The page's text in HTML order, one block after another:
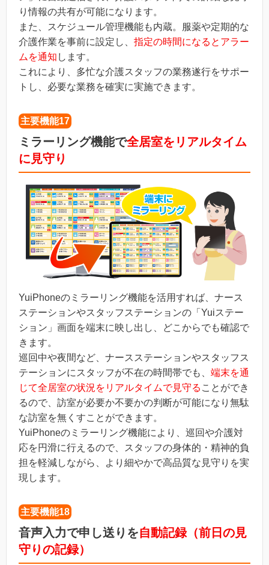
り情報の共有が可能になります。
また、スケジュール管理機能も内蔵。服薬や定期的な
介護作業を事前に設定し、 指定の時間になるとアラー
ムを通知 します。
これにより、多忙な介護スタッフの業務遂行をサポー
トし、必要な業務を確実に実施できます。
主要機能17
ミラーリング機能で全居室をリアルタイム
に見守り
YuiPhoneのミラーリング機能を活用すれば、ナース
ステーションやスタッフステーションの「Yuiステー
ション」画面を端末に映し出し、どこからでも確認で
きます。
巡回中や夜間など、ナースステーションやスタッフス
テーションにスタッフが不在の時間帯でも、 端末を通
じて全居室の状況をリアルタイムで見守る ことができ
るので、訪室が必要か不要かの判断が可能になり無駄
な訪室を無くすことができます。
YuiPhoneのミラーリング機能により、巡回や介護対
応を円滑に行えるので、スタッフの身体的・精神的負
担を軽減しながら、より細やかで高品質な見守りを実
現します。
主要機能18
音声入力で申し送りを自動記録（前日の見
守りの記録）